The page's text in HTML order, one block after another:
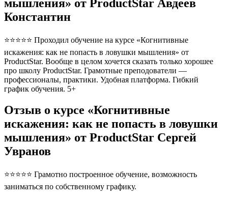
мышления» от ProductStar Авдеев
Константин
⭐⭐⭐⭐⭐ Проходил обучение на курсе «Когнитивные
искажения: как не попасть в ловушки мышления» от
ProductStar. Вообще в целом хочется сказать только хорошее
про школу ProductStar. Грамотные преподователи —
профессионалы, практики. Удобная платформа. Гибкий
график обучения. 5+
Отзыв о курсе «Когнитивные
искажения: как не попасть в ловушки
мышления» от ProductStar Сергей
Увранов
⭐⭐⭐⭐⭐ Грамотно построенное обучение, возможность
заниматься по собственному графику.